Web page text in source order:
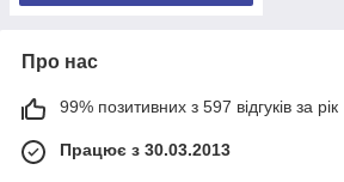
Про нас
99% позитивних з 597 відгуків за рік
Працює з 30.03.2013